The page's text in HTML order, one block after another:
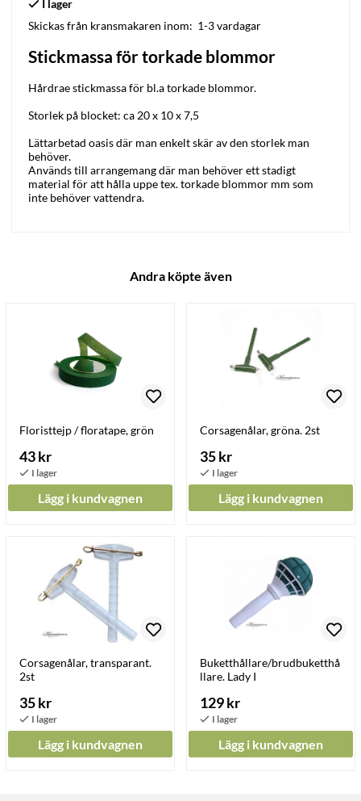
Skickas från kransmakaren inom: 1-3 vardagar
Stickmassa för torkade blommor
Hårdrae stickmassa för bl.a torkade blommor.
Storlek på blocket: ca 20 x 10 x 7,5
Lättarbetad oasis där man enkelt skär av den storlek man
behöver.
Används till arrangemang där man behöver ett stadigt
material för att hålla uppe tex. torkade blommor mm som
inte behöver vattendra.
Andra köpte även
Floristtejp / floratape, grön
43 kr
Lägg i kundvagnen
Corsagenålar, gröna. 2st
35 kr
Lägg i kundvagnen
Corsagenålar, transparant.
2st
35 kr
Lägg i kundvagnen
Buketthållare/brudbuketthå
llare. Lady I
129 kr
Lägg i kundvagnen